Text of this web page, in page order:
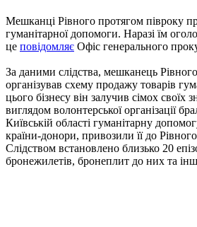
Мешканці Рівного протягом півроку
гуманітарної допомоги. Наразі їм
це повідомляє Офіс генерального
За даними слідства, мешканець
організував схему продажу товарів
цього бізнесу він залучив сімох своїх
виглядом волонтерської організації
Київській області гуманітарну
країни-донори, привозили її до
Слідством встановлено близько 20
бронежилетів, бронеплит до них та